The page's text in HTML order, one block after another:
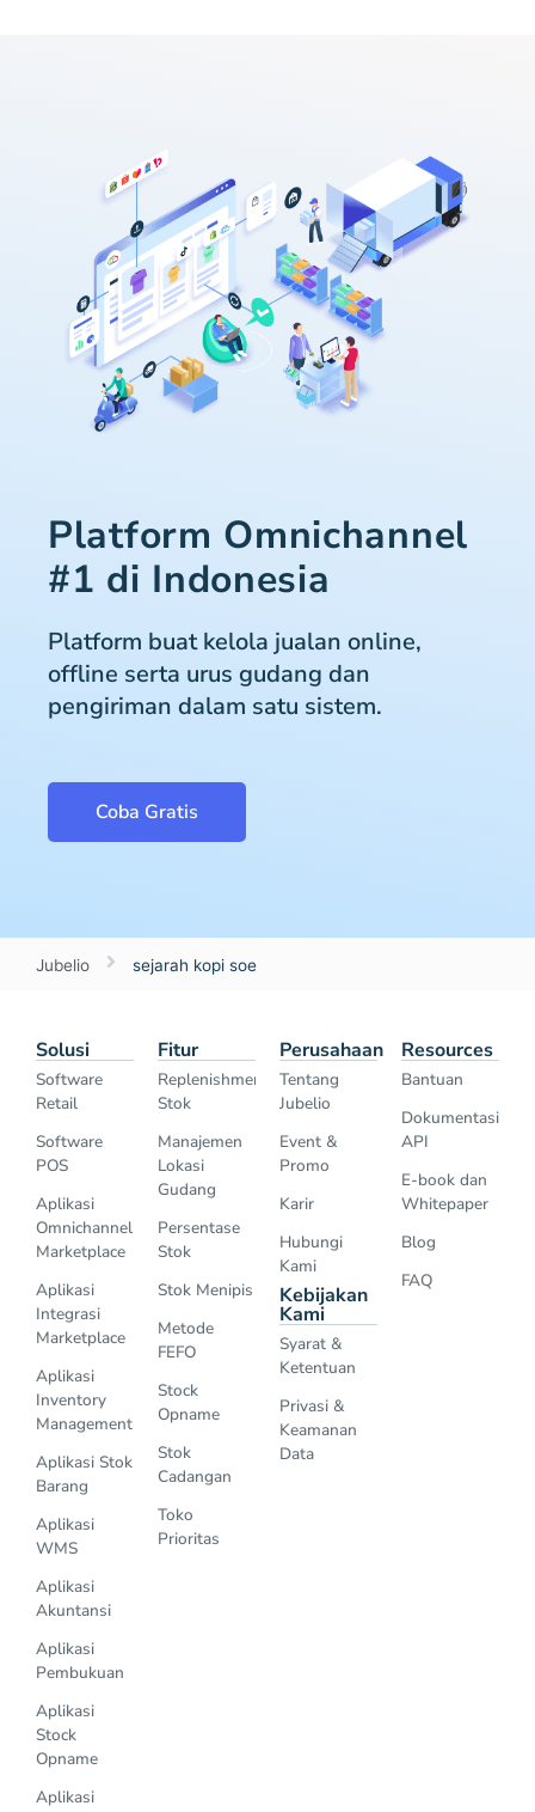
Platform Omnichannel
#1 di Indonesia
Platform buat kelola jualan online,
offline serta urus gudang dan
pengiriman dalam satu sistem.
Coba Gratis
Jubelio sejarah kopi soe
Solusi
Software
Retail
Software
POS
Aplikasi
Omnichannel
Marketplace
Aplikasi
Integrasi
Marketplace
Aplikasi
Inventory
Management
Aplikasi Stok
Barang
Aplikasi
WMS
Aplikasi
Akuntansi
Aplikasi
Pembukuan
Aplikasi
Stock
Opname
Aplikasi
Fitur
Replenishment
Stok
Manajemen
Lokasi
Gudang
Persentase
Stok
Stok Menipis
Metode
FEFO
Stock
Opname
Stok
Cadangan
Toko
Prioritas
Perusahaan
Tentang
Jubelio
Event &
Promo
Karir
Hubungi
Kami
Kebijakan
Kami
Syarat &
Ketentuan
Privasi &
Keamanan
Data
Resources
Bantuan
Dokumentasi
API
E-book dan
Whitepaper
Blog
FAQ